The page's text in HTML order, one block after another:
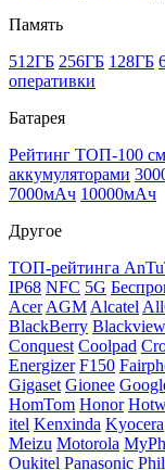
Память
512ГБ 256ГБ 128ГБ
оперативки
Батарея
Рейтинг ТОП-100
аккумуляторами
7000мАч 10000мАч
Другое
ТОП-рейтинга
IP68 NFC 5G
Acer AGM Alcatel
BlackBerry Blackview
Conquest Coolpad
Energizer F150
Gigaset Gionee
HomTom Honor
itel Kenxinda Kyocera
Meizu Motorola
Oukitel Panasonic